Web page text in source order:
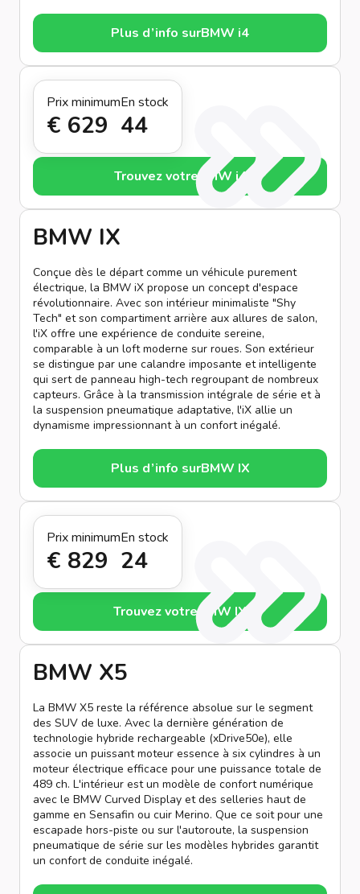
Plus d’info surBMW i4
Prix minimum
€ 629
En stock
44
Trouvez votreBMW i4
BMW IX
Conçue dès le départ comme un véhicule purement
électrique, la BMW iX propose un concept d'espace
révolutionnaire. Avec son intérieur minimaliste "Shy
Tech" et son compartiment arrière aux allures de salon,
l'iX offre une expérience de conduite sereine,
comparable à un loft moderne sur roues. Son extérieur
se distingue par une calandre imposante et intelligente
qui sert de panneau high-tech regroupant de nombreux
capteurs. Grâce à la transmission intégrale de série et à
la suspension pneumatique adaptative, l'iX allie un
dynamisme impressionnant à un confort inégalé.
Plus d’info surBMW IX
Prix minimum
€ 829
En stock
24
Trouvez votreBMW IX
BMW X5
La BMW X5 reste la référence absolue sur le segment
des SUV de luxe. Avec la dernière génération de
technologie hybride rechargeable (xDrive50e), elle
associe un puissant moteur essence à six cylindres à un
moteur électrique efficace pour une puissance totale de
489 ch. L'intérieur est un modèle de confort numérique
avec le BMW Curved Display et des selleries haut de
gamme en Sensafin ou cuir Merino. Que ce soit pour une
escapade hors-piste ou sur l'autoroute, la suspension
pneumatique de série sur les modèles hybrides garantit
un confort de conduite inégalé.